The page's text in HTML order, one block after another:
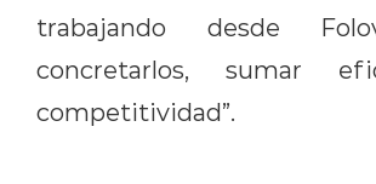
trabajando desde
concretarlos, sumar
competitividad”.